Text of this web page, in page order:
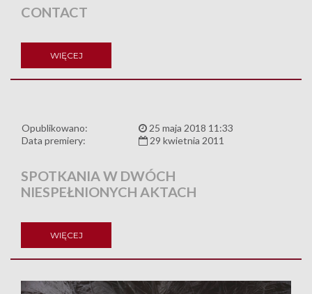
CONTACT
WIĘCEJ
Opublikowano:
25 maja 2018 11:33
Data premiery:
29 kwietnia 2011
SPOTKANIA W DWÓCH
NIESPEŁNIONYCH AKTACH
WIĘCEJ